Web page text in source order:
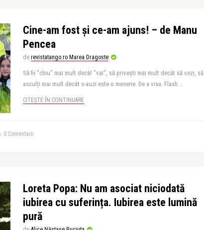
Cine-am fost și ce-am ajuns! – de Manu
Pencea
de revistatango.ro Marea Dragoste
Să fii ”chiu” mai mult decât ”vai”, să privești mai mult decât să vezi, să
asculți mai mult decât s-auzi este o meserie. De a visa. Flash ..
CITEȘTE ÎN CONTINUARE
0 Comentarii
Loreta Popa: Nu am asociat niciodată
iubirea cu suferința. Iubirea este lumină
pură